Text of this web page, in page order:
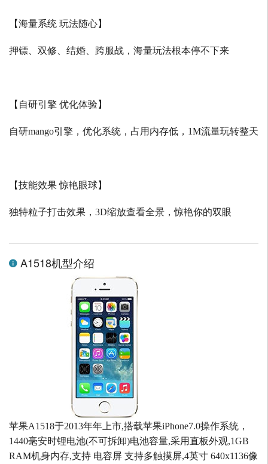
【海量系统 玩法随心】
押镖、双修、结婚、跨服战，海量玩法根本停不下来
【自研引擎 优化体验】
自研mango引擎，优化系统，占用内存低， 1M流量玩转整天
【技能效果 惊艳眼球】
独特粒子打击效果， 3D缩放查看全景，惊艳你的双眼
A1518机型介绍
苹果A1518于2013年年上市,搭载苹果iPhone7.0操作系统，
1440毫安时锂电池(不可拆卸)电池容量,采用直板外观,1GB
RAM机身内存,支持 电容屏 支持多触摸屏,4英寸 640x1136像